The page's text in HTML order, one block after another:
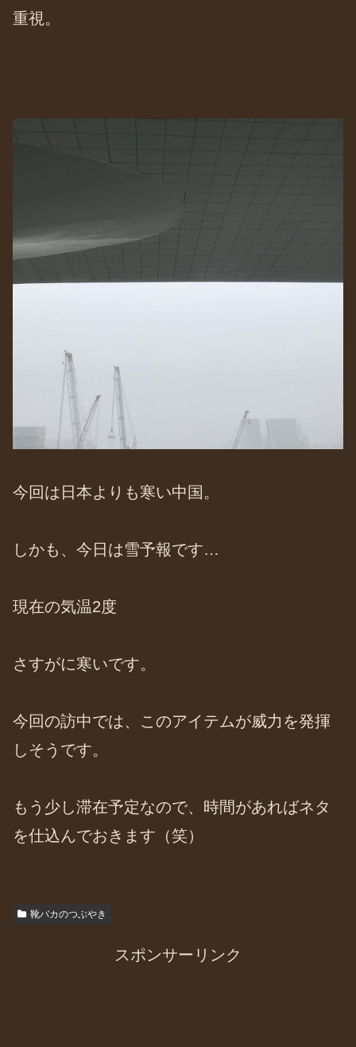
重視。
今回は日本よりも寒い中国。
しかも、今日は雪予報です…
現在の気温2度
さすがに寒いです。
今回の訪中では、このアイテムが威力を発揮
しそうです。
もう少し滞在予定なので、時間があればネタ
を仕込んでおきます（笑）
靴バカのつぶやき
スポンサーリンク